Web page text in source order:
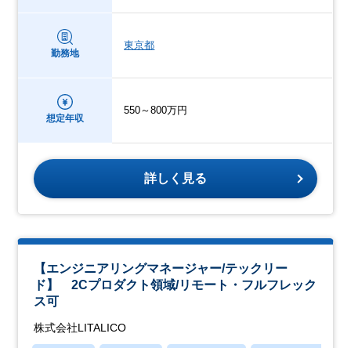
勤務地
東京都
想定年収
550～800万円
詳しく見る
【エンジニアリングマネージャー/テックリー
ド】 2Cプロダクト領域/リモート・フルフレック
ス可
株式会社LITALICO